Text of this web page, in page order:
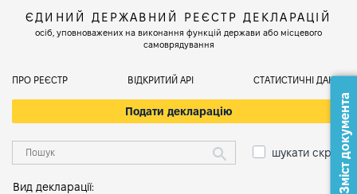
ЄДИНИЙ ДЕРЖАВНИЙ РЕЄСТР ДЕКЛАРАЦІЙ
осіб, уповноважених на виконання функцій держави або місцевого
самоврядування
ПРО РЕЄСТР ВІДКРИТИЙ АРІ СТАТИСТИЧНІ ДАНІ
Подати декларацію
шукати скрізь
Вид декларації: Зміст документа